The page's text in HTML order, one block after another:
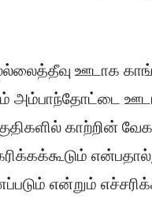
ஊடாக
அம்பாந்தோட்டை
காற்றின்
என்றும்